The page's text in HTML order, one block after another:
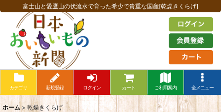
富士山と愛鷹山の伏流水で育った希少で貴重な国産[乾燥きくらげ]
カテゴリ 新規登録 ログイン カート ご利用案内 全メニュー
ホーム > 乾燥きくらげ